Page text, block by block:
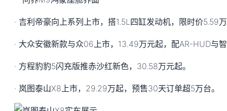
· 吉利帝豪向上系列上市，搭1.5L四缸发动机，限时价5.59
· 大众安徽新款与众06上市，13.49万元起，配AR-HUD与
· 方程豹豹5闪充版推赤沙红新色，30.58万元起。
· 岚图泰山X8上市，29.29万起，预售30天订单超5万台。